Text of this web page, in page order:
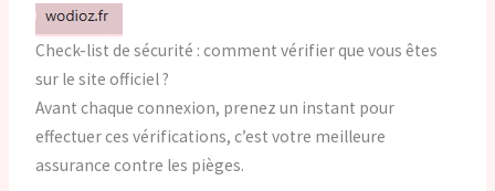
Check-list de sécurité : comment vérifier que vous êtes
sur le site officiel ?
Avant chaque connexion, prenez un instant pour
effectuer ces vérifications, c’est votre meilleure
assurance contre les pièges.